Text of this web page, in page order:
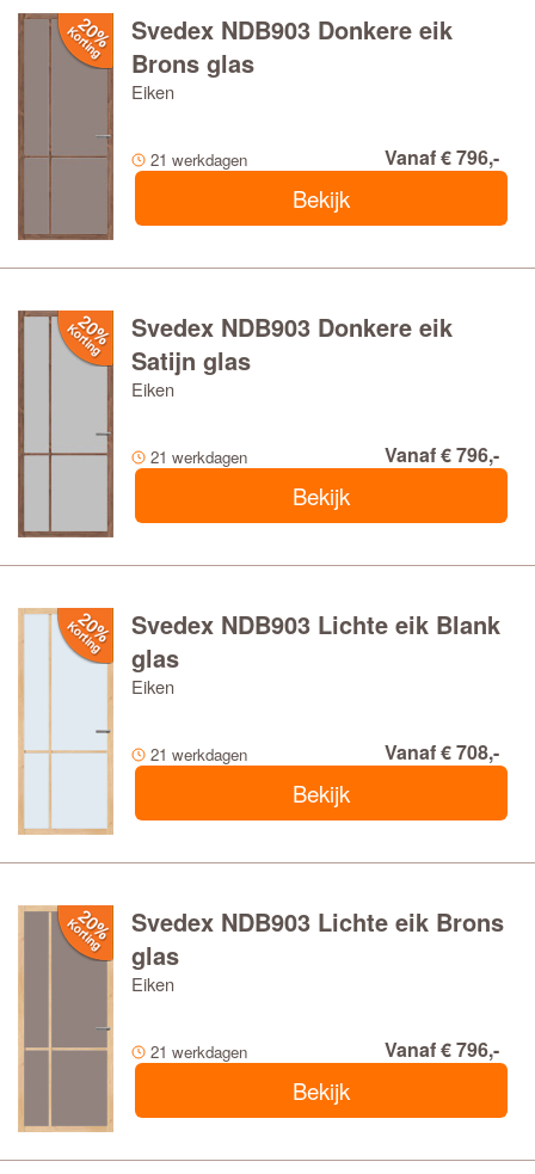
Svedex NDB903 Donkere eik
Brons glas
Eiken
21 werkdagen Vanaf € 796,-
Bekijk
Svedex NDB903 Donkere eik
Satijn glas
Eiken
21 werkdagen Vanaf € 796,-
Bekijk
Svedex NDB903 Lichte eik Blank
glas
Eiken
21 werkdagen Vanaf € 708,-
Bekijk
Svedex NDB903 Lichte eik Brons
glas
Eiken
21 werkdagen Vanaf € 796,-
Bekijk